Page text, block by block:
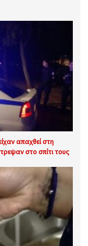
απαχθεί στη
στο σπίτι τους